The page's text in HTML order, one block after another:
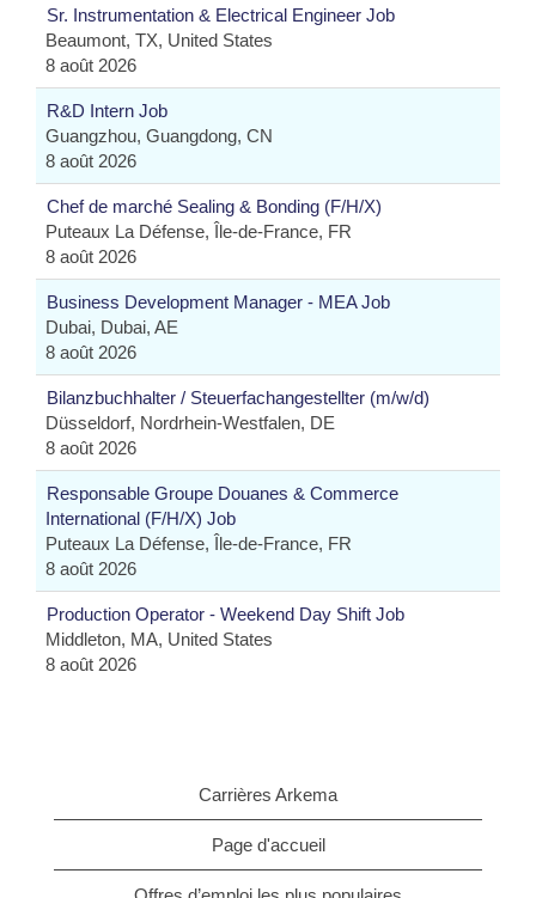
Sr. Instrumentation & Electrical Engineer Job
Beaumont, TX, United States
8 août 2026
R&D Intern Job
Guangzhou, Guangdong, CN
8 août 2026
Chef de marché Sealing & Bonding (F/H/X)
Puteaux La Défense, Île-de-France, FR
8 août 2026
Business Development Manager - MEA Job
Dubai, Dubai, AE
8 août 2026
Bilanzbuchhalter / Steuerfachangestellter (m/w/d)
Düsseldorf, Nordrhein-Westfalen, DE
8 août 2026
Responsable Groupe Douanes & Commerce
International (F/H/X) Job
Puteaux La Défense, Île-de-France, FR
8 août 2026
Production Operator - Weekend Day Shift Job
Middleton, MA, United States
8 août 2026
Carrières Arkema
Page d'accueil